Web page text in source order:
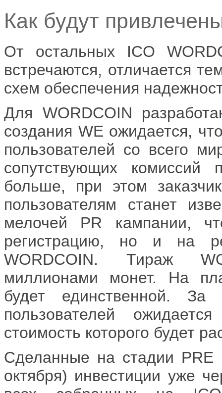
Как будут
От остальных ICO
встречаются, отличается
схем обеспечения
Для WORDCOIN
создания WE ожидается,
пользователей со всего
сопутствующих комиссий
больше, при этом
пользователям станет
мелочей PR кампании,
регистрацию, но и на
WORDCOIN. Тираж
миллионами монет. На
будет единственной. За
пользователей
стоимость которого будет
Сделанные на стадии
октября) инвестиции уже